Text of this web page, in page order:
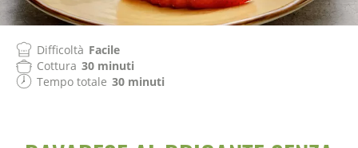
Difficoltà Facile
Cottura 30 minuti
Tempo totale 30 minuti